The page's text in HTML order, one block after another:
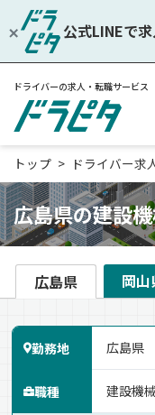
公式LINEで
ドライバーの求人・転職サービス
トップ ドライバー求
広島県の建設
広島県 岡山
勤務地
職種